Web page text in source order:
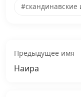
#скандинавские
Предыдущее имя
Наира